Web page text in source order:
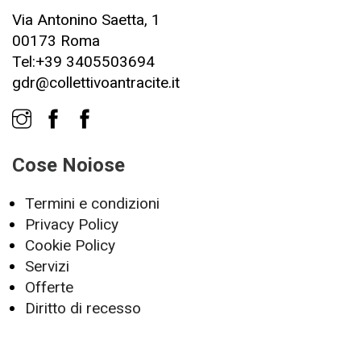
Via Antonino Saetta, 1
00173 Roma
Tel:+39 3405503694
gdr@collettivoantracite.it
Cose Noiose
Termini e condizioni
Privacy Policy
Cookie Policy
Servizi
Offerte
Diritto di recesso